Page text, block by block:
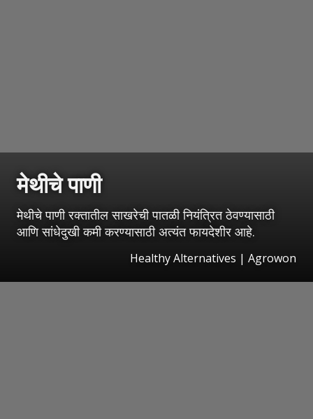
मेथीचे पाणी
मेथीचे पाणी रक्तातील साखरेची पातळी नियंत्रित ठेवण्यासाठी
आणि सांधेदुखी कमी करण्यासाठी अत्यंत फायदेशीर आहे.
Healthy Alternatives | Agrowon